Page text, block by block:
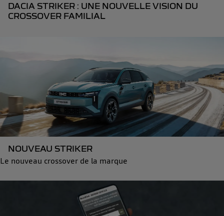
DACIA STRIKER : UNE NOUVELLE VISION DU
CROSSOVER FAMILIAL
NOUVEAU STRIKER
Le nouveau crossover de la marque